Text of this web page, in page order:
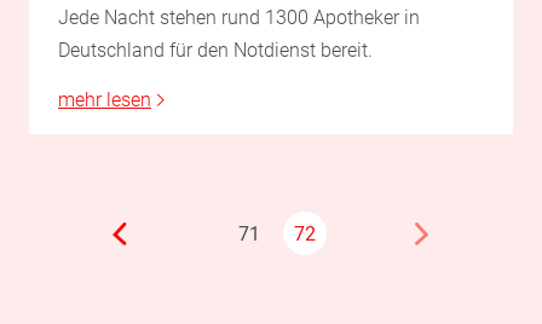
Jede Nacht stehen rund 1300 Apotheker in
Deutschland für den Notdienst bereit.
mehr lesen
71 72